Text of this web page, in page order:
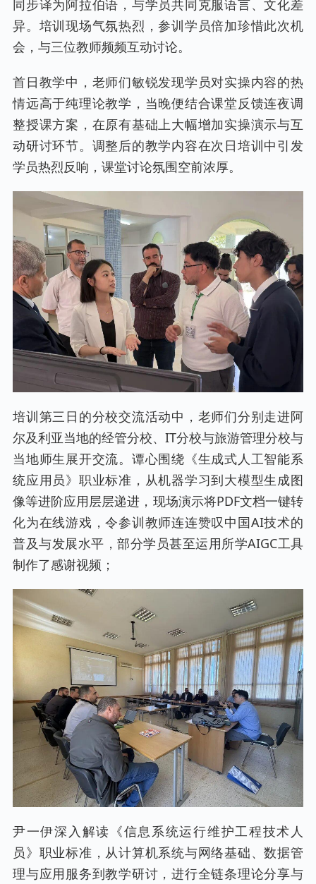
同步译为阿拉伯语，与学员共同克服语言、文化差
异。培训现场气氛热烈，参训学员倍加珍惜此次机
会，与三位教师频频互动讨论。
首日教学中，老师们敏锐发现学员对实操内容的热
情远高于纯理论教学，当晚便结合课堂反馈连夜调
整授课方案，在原有基础上大幅增加实操演示与互
动研讨环节。调整后的教学内容在次日培训中引发
学员热烈反响，课堂讨论氛围空前浓厚。
培训第三日的分校交流活动中，老师们分别走进阿
尔及利亚当地的经管分校、IT分校与旅游管理分校与
当地师生展开交流。谭心围绕《生成式人工智能系
统应用员》职业标准，从机器学习到大模型生成图
像等进阶应用层层递进，现场演示将PDF文档一键转
化为在线游戏，令参训教师连连赞叹中国AI技术的
普及与发展水平，部分学员甚至运用所学AIGC工具
制作了感谢视频；
尹一伊深入解读《信息系统运行维护工程技术人
员》职业标准，从计算机系统与网络基础、数据管
理与应用服务到教学研讨，进行全链条理论分享与